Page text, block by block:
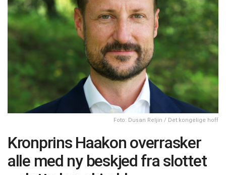
Foto: Dusan Reljin / Det kongelige hoff
Kronprins Haakon overrasker
alle med ny beskjed fra slottet